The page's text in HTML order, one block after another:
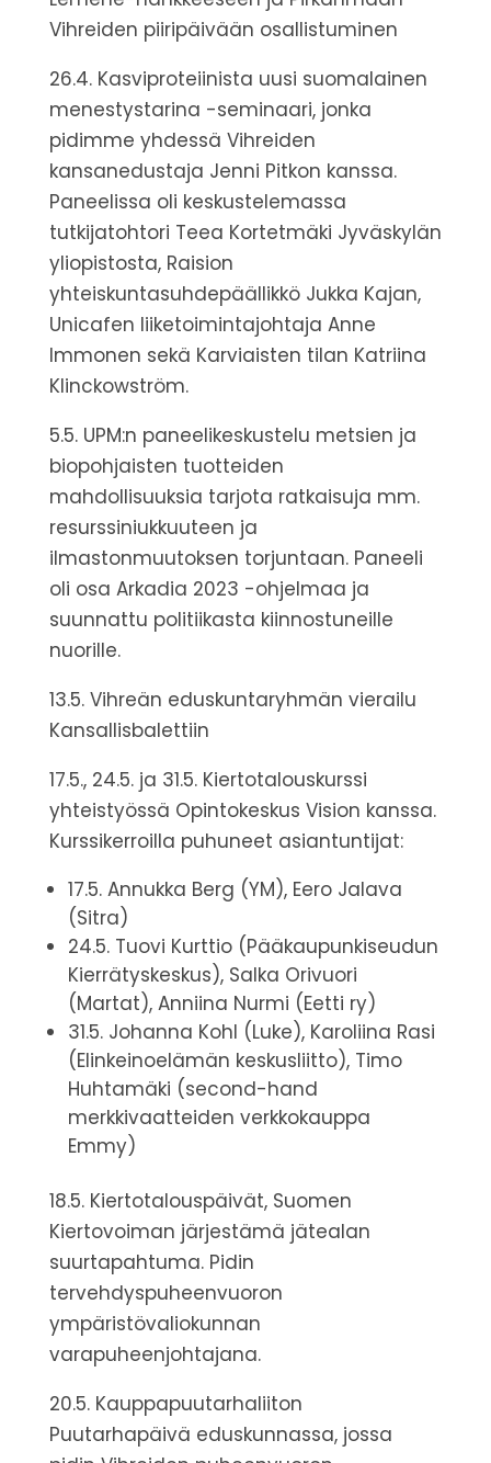
Vihreiden piiripäivään osallistuminen
26.4. Kasviproteiinista uusi suomalainen
menestystarina -seminaari, jonka
pidimme yhdessä Vihreiden
kansanedustaja Jenni Pitkon kanssa.
Paneelissa oli keskustelemassa
tutkijatohtori Teea Kortetmäki Jyväskylän
yliopistosta, Raision
yhteiskuntasuhdepäällikkö Jukka Kajan,
Unicafen liiketoimintajohtaja Anne
Immonen sekä Karviaisten tilan Katriina
Klinckowström.
5.5. UPM:n paneelikeskustelu metsien ja
biopohjaisten tuotteiden
mahdollisuuksia tarjota ratkaisuja mm.
resurssiniukkuuteen ja
ilmastonmuutoksen torjuntaan. Paneeli
oli osa Arkadia 2023 -ohjelmaa ja
suunnattu politiikasta kiinnostuneille
nuorille.
13.5. Vihreän eduskuntaryhmän vierailu
Kansallisbalettiin
17.5., 24.5. ja 31.5. Kiertotalouskurssi
yhteistyössä Opintokeskus Vision kanssa.
Kurssikerroilla puhuneet asiantuntijat:
17.5. Annukka Berg (YM), Eero Jalava
(Sitra)
24.5. Tuovi Kurttio (Pääkaupunkiseudun
Kierrätyskeskus), Salka Orivuori
(Martat), Anniina Nurmi (Eetti ry)
31.5. Johanna Kohl (Luke), Karoliina Rasi
(Elinkeinoelämän keskusliitto), Timo
Huhtamäki (second-hand
merkkivaatteiden verkkokauppa
Emmy)
18.5. Kiertotalouspäivät, Suomen
Kiertovoiman järjestämä jätealan
suurtapahtuma. Pidin
tervehdyspuheenvuoron
ympäristövaliokunnan
varapuheenjohtajana.
20.5. Kauppapuutarhaliiton
Puutarhapäivä eduskunnassa, jossa